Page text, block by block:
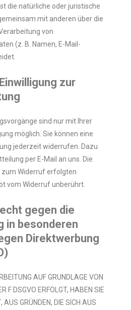
die natürliche oder juristische
mit anderen über die
von
(z. B. Namen, E-Mail-
zur
sind nur mit Ihrer
möglich. Sie können eine
jederzeit widerrufen. Dazu
per E-Mail an uns. Die
zum Widerruf erfolgten
vom Widerruf unberührt.
gegen die
in besonderen
Direktwerbung
AUF GRUNDLAGE VON
F DSGVO ERFOLGT, HABEN SIE
AUS GRÜNDEN, DIE SICH AUS